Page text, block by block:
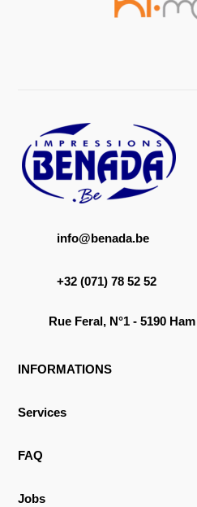
info@benada.be
+32 (071) 78 52 52
Rue Feral, N°1 - 5190
INFORMATIONS
Services
FAQ
Jobs